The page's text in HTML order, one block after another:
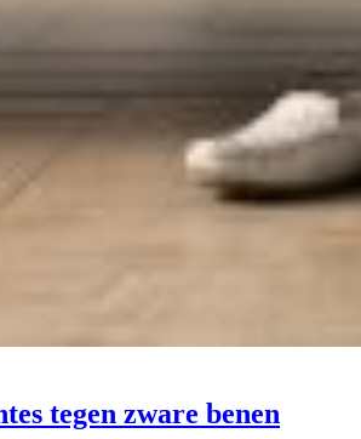
tegen zware benen